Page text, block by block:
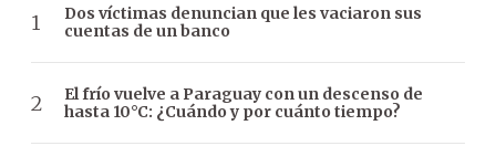
Dos víctimas denuncian que les vaciaron sus
cuentas de un banco
El frío vuelve a Paraguay con un descenso de
hasta 10°C: ¿Cuándo y por cuánto tiempo?